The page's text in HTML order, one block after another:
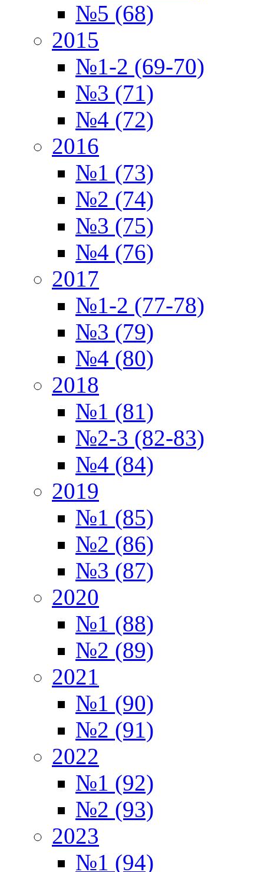
№5 (68)
2015
№1-2 (69-70)
№3 (71)
№4 (72)
2016
№1 (73)
№2 (74)
№3 (75)
№4 (76)
2017
№1-2 (77-78)
№3 (79)
№4 (80)
2018
№1 (81)
№2-3 (82-83)
№4 (84)
2019
№1 (85)
№2 (86)
№3 (87)
2020
№1 (88)
№2 (89)
2021
№1 (90)
№2 (91)
2022
№1 (92)
№2 (93)
2023
№1 (94)